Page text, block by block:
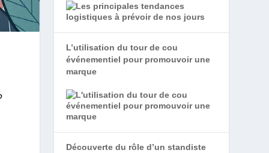
L’utilisation du tour de cou
événementiel pour promouvoir une
marque
Découverte du rôle d’un standiste